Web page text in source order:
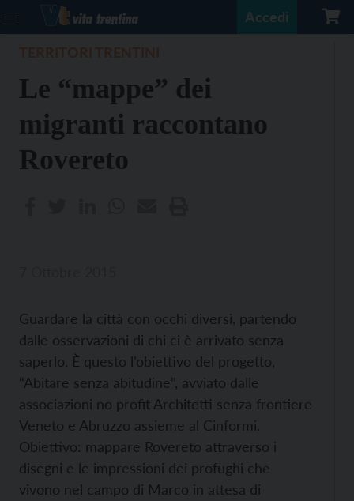
Accedi
Le “mappe” dei
migranti raccontano
Rovereto
Guardare la città con occhi diversi, partendo
dalle osservazioni di chi ci è arrivato senza
saperlo. È questo l’obiettivo del progetto,
“Abitare senza abitudine”, avviato dalle
associazioni no profit Architetti senza frontiere
Veneto e Abruzzo assieme al Cinformi.
Obiettivo: mappare Rovereto attraverso i
disegni e le impressioni dei profughi che
vivono nel campo di Marco in attesa di